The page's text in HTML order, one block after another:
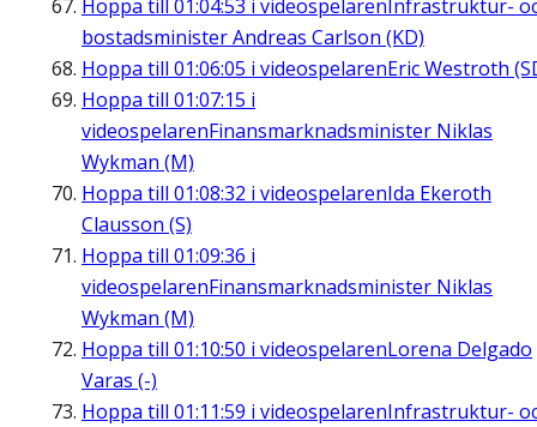
Hoppa till 01:04:53 i videospelarenInfrastruktur-
bostadsminister Andreas Carlson (KD)
Hoppa till 01:06:05 i videospelarenEric Westroth
Hoppa till 01:07:15 i
videospelarenFinansmarknadsminister Niklas
Wykman (M)
Hoppa till 01:08:32 i videospelarenIda Ekeroth
Clausson (S)
Hoppa till 01:09:36 i
videospelarenFinansmarknadsminister Niklas
Wykman (M)
Hoppa till 01:10:50 i videospelarenLorena Delgado
Varas (-)
Hoppa till 01:11:59 i videospelarenInfrastruktur-